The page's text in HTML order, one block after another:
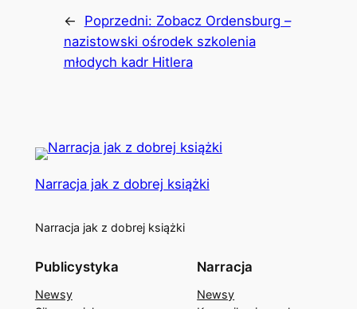
← Poprzedni: Zobacz Ordensburg –
nazistowski ośrodek szkolenia
młodych kadr Hitlera
Narracja jak z dobrej książki
Narracja jak z dobrej książki
Publicystyka
Newsy
Narracja
Newsy